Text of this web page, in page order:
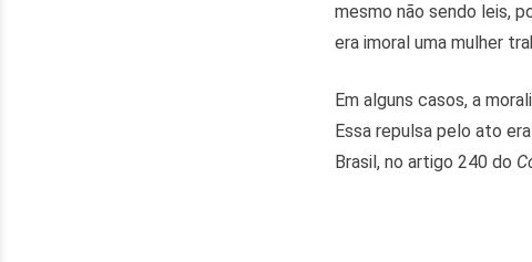
mesmo não sendo leis,
era imoral uma mulher
Em alguns casos, a
Essa repulsa pelo ato
Brasil, no artigo 240 do